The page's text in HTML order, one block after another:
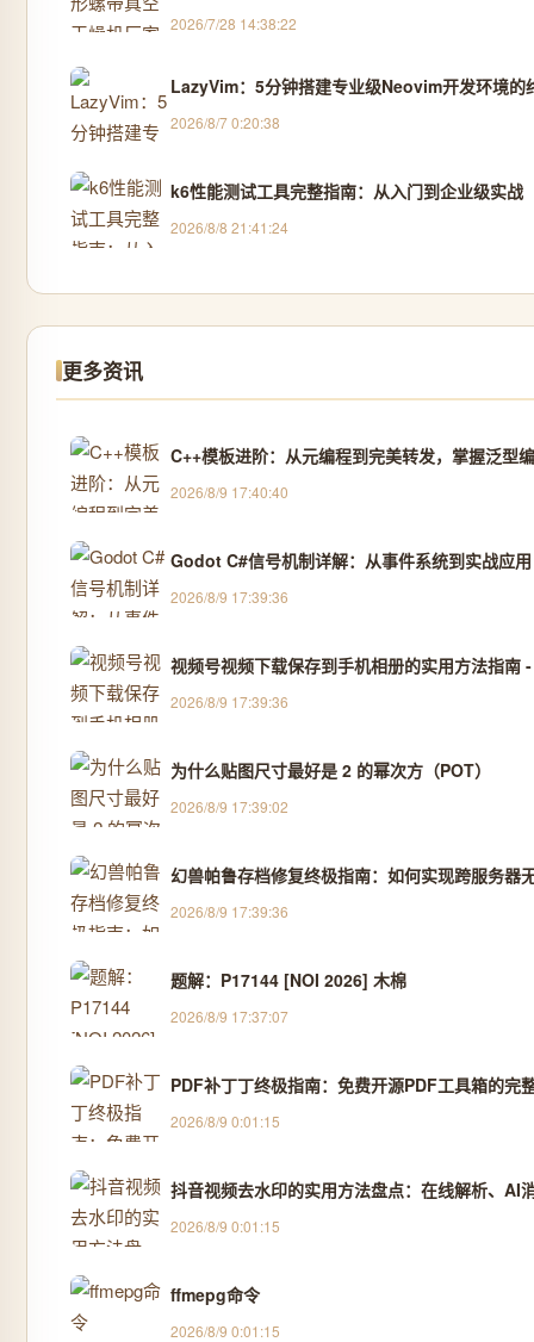
2026/7/28 14:38:22
LazyVim：5分钟搭建专业级Neovim开发环境的
2026/8/7 0:20:38
k6性能测试工具完整指南：从入门到企业级实战
2026/8/8 21:41:24
更多资讯
C++模板进阶：从元编程到完美转发，掌握泛型
2026/8/9 17:40:40
Godot C#信号机制详解：从事件系统到实战应用
2026/8/9 17:39:36
视频号视频下载保存到手机相册的实用方法指南
2026/8/9 17:39:36
为什么贴图尺寸最好是 2 的幂次方（POT）
2026/8/9 17:39:02
幻兽帕鲁存档修复终极指南：如何实现跨服务器
2026/8/9 17:39:36
题解：P17144 [NOI 2026] 木棉
2026/8/9 17:37:07
PDF补丁丁终极指南：免费开源PDF工具箱的完
2026/8/9 0:01:15
抖音视频去水印的实用方法盘点：在线解析、AI
2026/8/9 0:01:15
ffmepg命令
2026/8/9 0:01:15